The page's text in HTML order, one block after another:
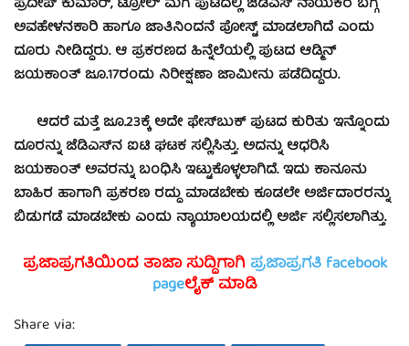
ಪ್ರದೀಪ್ ಕುಮಾರ್, ಟ್ರೋಲ್ ಮಗ ಪುಟದಲ್ಲಿ ಜೆಡಿಎಸ್ ನಾಯಕರ ಬಗ್ಗೆ
ಅವಹೇಳನಕಾರಿ ಹಾಗೂ ಜಾತಿನಿಂದನೆ ಪೋಸ್ಟ್ ಮಾಡಲಾಗಿದೆ ಎಂದು
ದೂರು ನೀಡಿದ್ದರು. ಆ ಪ್ರಕರಣದ ಹಿನ್ನೆಲೆಯಲ್ಲಿ ಪುಟದ ಆಡ್ಮಿನ್
ಜಯಕಾಂತ್ ಜೂ.17ರಂದು ನಿರೀಕ್ಷಣಾ ಜಾಮೀನು ಪಡೆದಿದ್ದರು.
ಆದರೆ ಮತ್ತೆ ಜೂ.23ಕ್ಕೆ ಅದೇ ಫೇಸ್‌ಬುಕ್ ಪುಟದ ಕುರಿತು ಇನ್ನೊಂದು
ದೂರನ್ನು ಜೆಡಿಎಸ್‌ನ ಐಟಿ ಘಟಕ ಸಲ್ಲಿಸಿತ್ತು. ಅದನ್ನು ಆಧರಿಸಿ
ಜಯಕಾಂತ್ ಅವರನ್ನು ಬಂಧಿಸಿ ಇಟ್ಟುಕೊಳ್ಳಲಾಗಿದೆ. ಇದು ಕಾನೂನು
ಬಾಹಿರ ಹಾಗಾಗಿ ಪ್ರಕರಣ ರದ್ದು ಮಾಡಬೇಕು ಕೂಡಲೇ ಅರ್ಜಿದಾರರನ್ನು
ಬಿಡುಗಡೆ ಮಾಡಬೇಕು ಎಂದು ನ್ಯಾಯಾಲಯದಲ್ಲಿ ಅರ್ಜಿ ಸಲ್ಲಿಸಲಾಗಿತ್ತು.
ಪ್ರಜಾಪ್ರಗತಿಯಿಂದ ತಾಜಾ ಸುದ್ದಿಗಾಗಿ ಪ್ರಜಾಪ್ರಗತಿ facebook
pageಲೈಕ್ ಮಾಡಿ
Share via: